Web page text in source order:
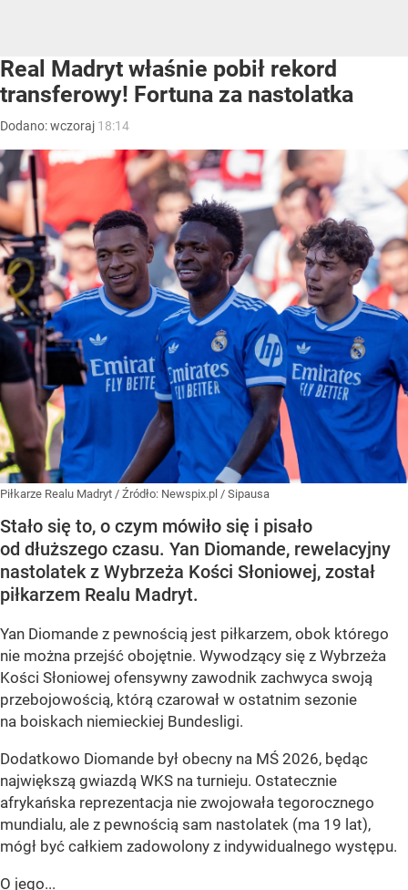
Real Madryt właśnie pobił rekord
transferowy! Fortuna za nastolatka
Dodano:wczoraj 18:14
Piłkarze Realu Madryt / Źródło: Newspix.pl / Sipausa
Stało się to, o czym mówiło się i pisało
od dłuższego czasu. Yan Diomande, rewelacyjny
nastolatek z Wybrzeża Kości Słoniowej, został
piłkarzem Realu Madryt.
Yan Diomande z pewnością jest piłkarzem, obok którego
nie można przejść obojętnie. Wywodzący się z Wybrzeża
Kości Słoniowej ofensywny zawodnik zachwyca swoją
przebojowością, którą czarował w ostatnim sezonie
na boiskach niemieckiej Bundesligi.
Dodatkowo Diomande był obecny na MŚ 2026, będąc
największą gwiazdą WKS na turnieju. Ostatecznie
afrykańska reprezentacja nie zwojowała tegorocznego
mundialu, ale z pewnością sam nastolatek (ma 19 lat),
mógł być całkiem zadowolony z indywidualnego występu.
O jego...